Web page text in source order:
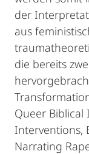
der
aus
die bereits
Queer Biblical
Interventions,
Narrating